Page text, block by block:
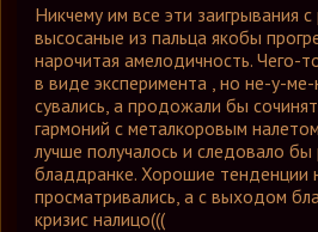
Никчему им все эти заигрывания с
высосаные из пальца якобы
нарочитая амелодичность. Чего-
в виде эксперимента , но не-у-
сувались, а продожали бы
гармоний с металкоровым
лучше получалось и следовало бы
бладдранке. Хорошие тенденции
просматривались, а с выходом
кризис налицо(((